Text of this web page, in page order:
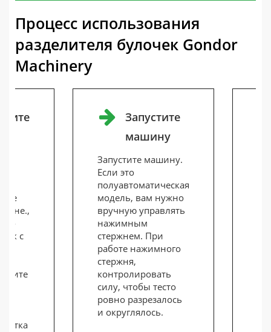
Процесс использования
разделителя булочек Gondor
Machinery
с
Запустите
машину
Запустите машину.
Если это
полуавтоматическая
модель, вам нужно
вручную управлять
нажимным
стержнем. При
работе нажимного
стержня,
контролировать
силу, чтобы тесто
ровно разрезалось
и округлялось.